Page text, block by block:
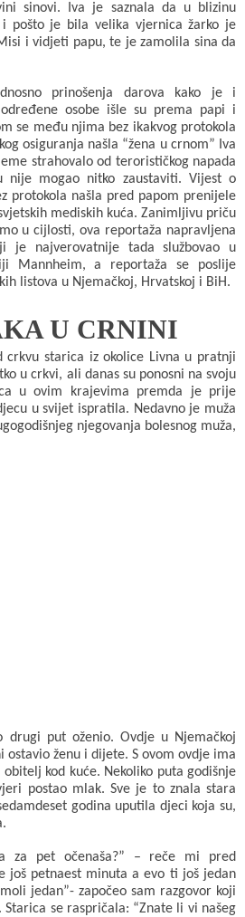
sinovi. Iva je saznala da u blizinu
i pošto je bila velika vjernica žarko je
i vidjeti papu, te je zamolila sina da
prinošenja darova kako je i
osobe išle su prema papi i
se među njima bez ikakvog protokola
osiguranja našla “žena u crnom” Iva
strahovalo od terorističkog napada
nije mogao nitko zaustaviti. Vijest o
protokola našla pred papom prenijele
mediskih kuća. Zanimljivu priču
u cijlosti, ova reportaža napravljena
je najverovatnije tada službovao u
Mannheim, a reportaža se poslije
listova u Njemačkoj, Hrvatskoj i BiH.
U CRNINI
crkvu starica iz okolice Livna u pratnji
u crkvi, ali danas su ponosni na svoju
u ovim krajevima premda je prije
u svijet ispratila. Nedavno je muža
njegovanja bolesnog muža,
drugi put oženio. Ovdje u Njemačkoj
ostavio ženu i dijete. S ovom ovdje ima
kod kuće. Nekoliko puta godišnje
postao mlak. Sve je to znala stara
godina uputila djeci koja su,
za pet očenaša?” – reče mi pred
još petnaest minuta a evo ti još jedan
jedan”- započeo sam razgovor koji
Starica se raspričala: “Znate li vi našeg